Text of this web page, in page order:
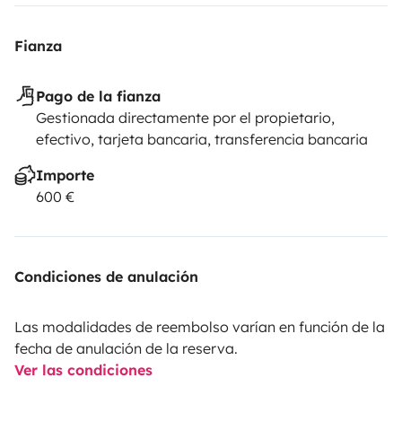
Fianza
Pago de la fianza
Gestionada directamente por el propietario,
efectivo, tarjeta bancaria, transferencia bancaria
Importe
600 €
Condiciones de anulación
Las modalidades de reembolso varían en función de la
fecha de anulación de la reserva.
Ver las condiciones